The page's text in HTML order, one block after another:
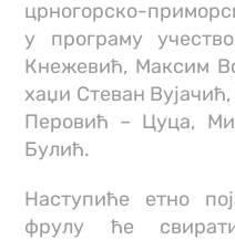
црногорско-
у програму
Кнежевић, Максим
хаџи Стеван
Перовић – Цуца,
Булић.
Наступиће етно
фрулу ће